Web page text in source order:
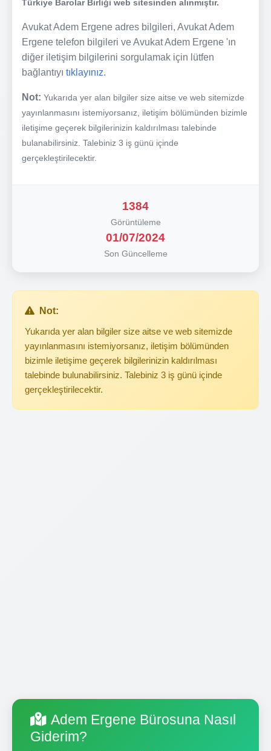
Türkiye Barolar Birliği web sitesinden alınmıştır.
Avukat Adem Ergene adres bilgileri, Avukat Adem
Ergene telefon bilgileri ve Avukat Adem Ergene 'ın
diğer iletişim bilgilerini sorgulamak için lütfen
bağlantıyı tıklayınız.
Not: Yukarıda yer alan bilgiler size aitse ve web sitemizde
yayınlanmasını istemiyorsanız, iletişim bölümünden bizimle
iletişime geçerek bilgilerinizin kaldırılması talebinde
bulanabilirsiniz. Talebiniz 3 iş günü içinde
gerçekleştirilecektir.
1384
Görüntüleme
01/07/2024
Son Güncelleme
Not:
Yukarıda yer alan bilgiler size aitse ve web sitemizde
yayınlanmasını istemiyorsanız, iletişim bölümünden
bizimle iletişime geçerek bilgilerinizin kaldırılması
talebinde bulunabilirsiniz. Talebiniz 3 iş günü içinde
gerçekleştirilecektir.
Adem Ergene Bürosuna Nasıl
Giderim?